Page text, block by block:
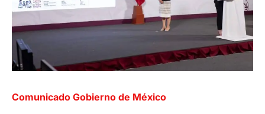
Comunicado Gobierno de México